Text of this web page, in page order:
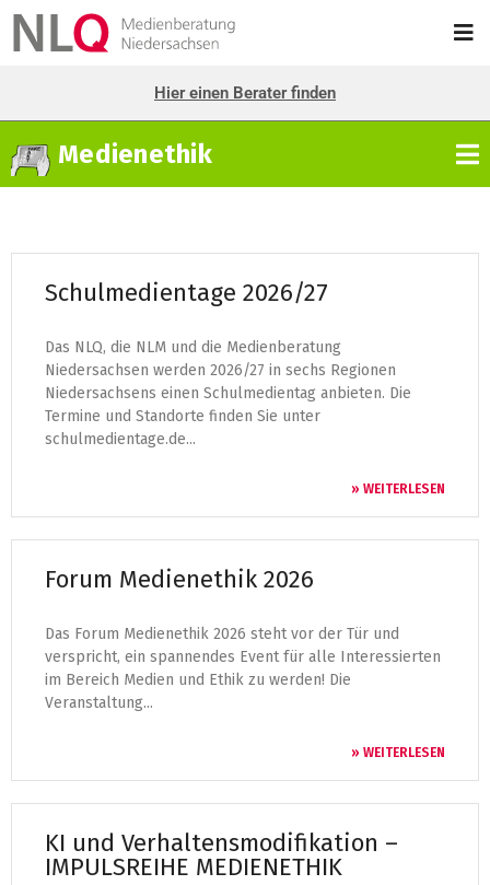
Hier einen Berater finden
Medienethik
Schulmedientage 2026/27
Das NLQ, die NLM und die Medienberatung
Niedersachsen werden 2026/27 in sechs Regionen
Niedersachsens einen Schulmedientag anbieten. Die
Termine und Standorte finden Sie unter
schulmedientage.de...
» WEITERLESEN
Forum Medienethik 2026
Das Forum Medienethik 2026 steht vor der Tür und
verspricht, ein spannendes Event für alle Interessierten
im Bereich Medien und Ethik zu werden! Die
Veranstaltung...
» WEITERLESEN
KI und Verhaltensmodifikation –
IMPULSREIHE MEDIENETHIK